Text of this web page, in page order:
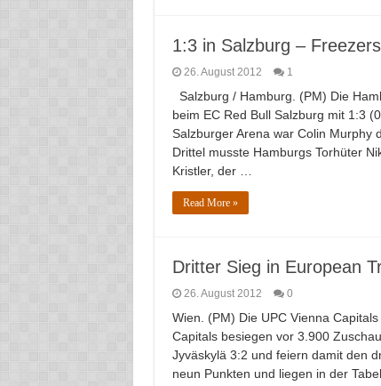
1:3 in Salzburg –
26. August 2012 1
Salzburg / Hamburg. (PM) Die
beim EC Red Bull Salzburg mit 1:3
Salzburger Arena war Colin Murphy
Drittel musste Hamburgs Torhüter
Kristler, der …
Read More »
Dritter Sieg in European
26. August 2012 0
Wien. (PM) Die UPC Vienna
Capitals besiegen vor 3.900
Jyväskylä 3:2 und feiern damit den
neun Punkten und liegen in der